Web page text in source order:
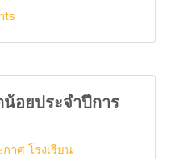
ยประจำปีการ
าศ โรงเรียน